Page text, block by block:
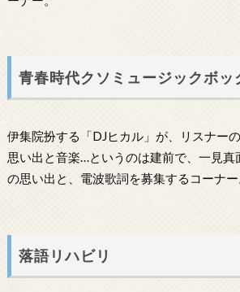
青春時代クソミュージックボッ
伊集院扮する「DJヒカル」が、リスナー
思い出と音楽…というのは建前で、一見真
の思い出と、電波歌詞を募集するコーナー
落語リハビリ